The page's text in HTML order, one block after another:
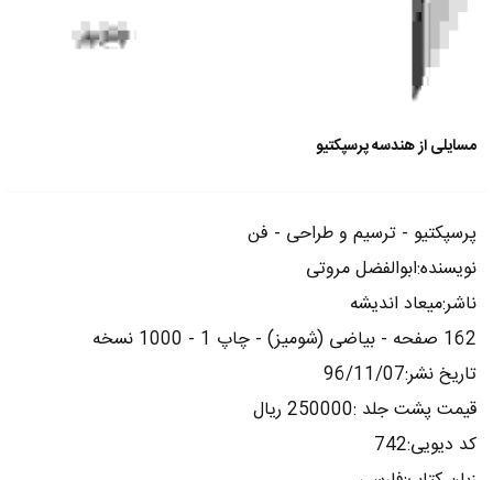
مسایلی از هندسه پرسپکتیو
پرسپکتیو - ترسیم و طراحی - فن
نویسنده:ابوالفضل مروتی
ناشر:میعاد اندیشه
162 صفحه - بیاضی (شومیز) - چاپ 1 - 1000 نسخه
تاریخ نشر:96/11/07
قیمت پشت جلد :250000 ریال
کد دیویی:742